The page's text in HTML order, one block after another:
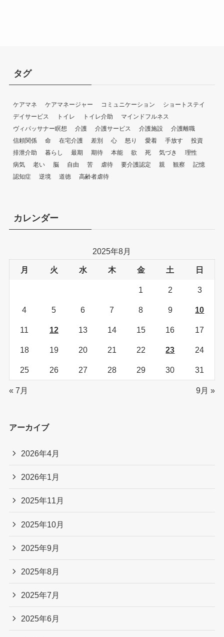
タグ
ケアマネ ケアマネージャー コミュニケーション
ショートステイ
デイサービス
トイレ トイレ介助
マインドフルネス
ヴィパッサナー瞑想
介護 介護サービス 介護施設
介護離職
信頼関係
命 在宅介護 差別 心 怒り 愛着 手放す
投資
排泄介助
暮らし 最期 期待 本能 欲 死 気づき
理性
病気
老い 脳 自由 苦 虐待 要介護認定 親 観察
記憶
認知症
逆境 道徳 高齢者虐待
カレンダー
2025年8月
月 火 水 木 金 土 日
1 2 3
4 5 6 7 8 9 10
11 12 13 14 15 16 17
18 19 20 21 22 23 24
25 26 27 28 29 30 31
« 7月 9月 »
アーカイブ
2026年4月
2026年1月
2025年11月
2025年10月
2025年9月
2025年8月
2025年7月
2025年6月